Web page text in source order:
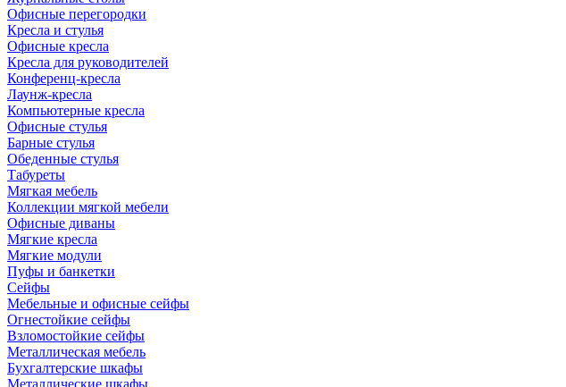
Офисные перегородки
Кресла и стулья
Офисные кресла
Кресла для руководителей
Конференц-кресла
Лаунж-кресла
Компьютерные кресла
Офисные стулья
Барные стулья
Обеденные стулья
Табуреты
Мягкая мебель
Коллекции мягкой мебели
Офисные диваны
Мягкие кресла
Мягкие модули
Пуфы и банкетки
Сейфы
Мебельные и офисные сейфы
Огнестойкие сейфы
Взломостойкие сейфы
Металлическая мебель
Бухгалтерские шкафы
Металлические шкафы